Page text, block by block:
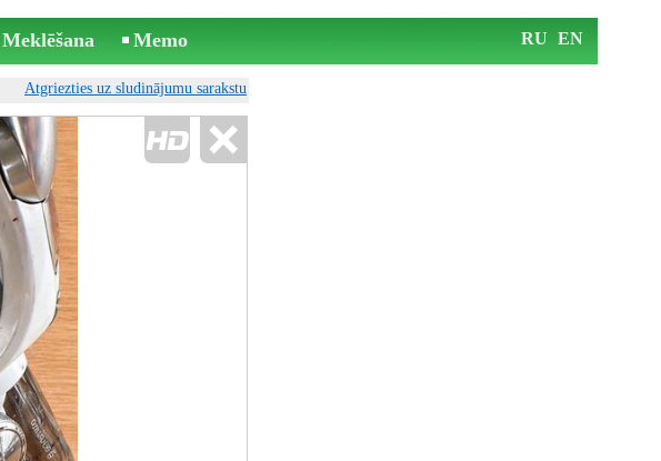
Meklēšana Memo RU EN
Atgriezties uz sludinājumu sarakstu